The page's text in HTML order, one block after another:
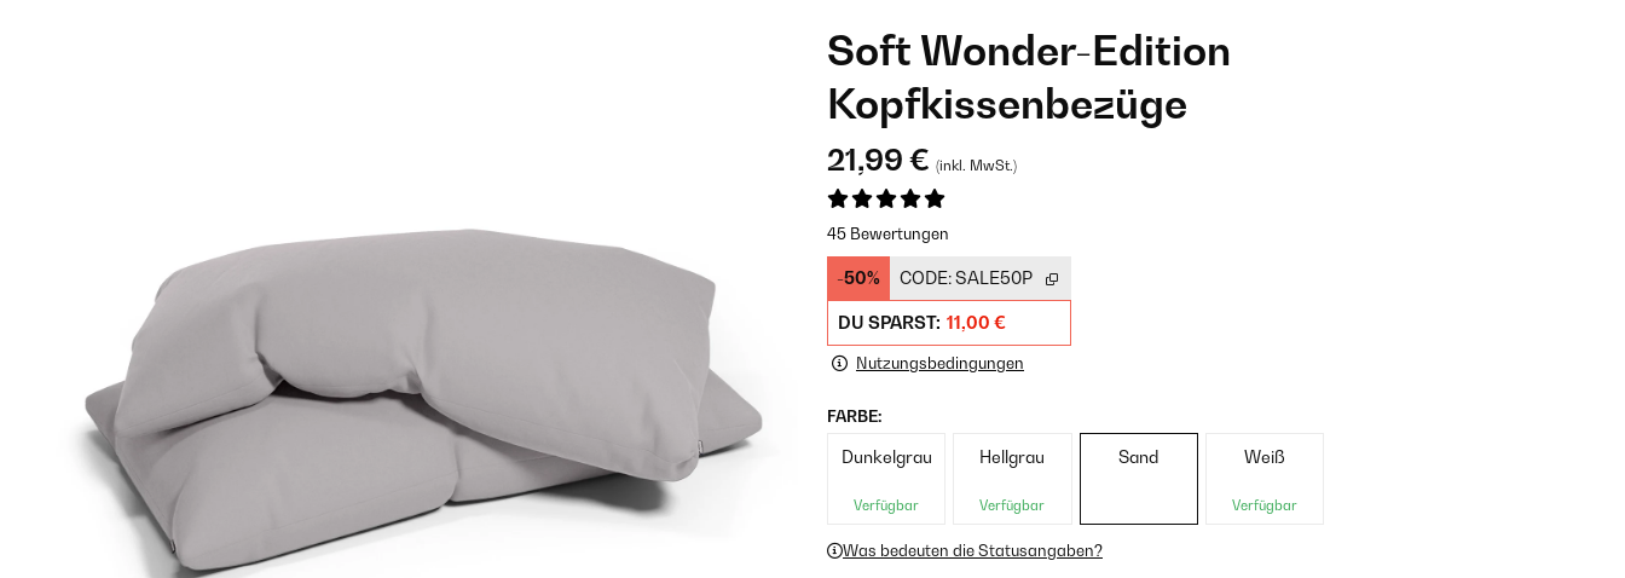
Soft Wonder-Edition
Kopfkissenbezüge
21,99 € (inkl. MwSt.)
45 Bewertungen
-50% CODE:SALE50P
DU SPARST: 11,00 €
Nutzungsbedingungen
FARBE:
Dunkelgrau
Verfügbar
Hellgrau
Verfügbar
Sand Weiß
Verfügbar
Was bedeuten die Statusangaben?